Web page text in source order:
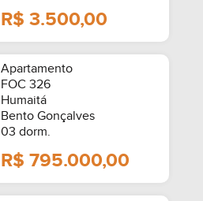
R$ 3.500,00
Apartamento
FOC 326
Humaitá
Bento Gonçalves
03 dorm.
R$ 795.000,00